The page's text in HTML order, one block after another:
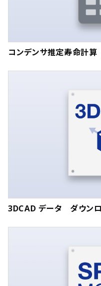
コンデンサ推定寿命計算
3DCAD データ ダウン